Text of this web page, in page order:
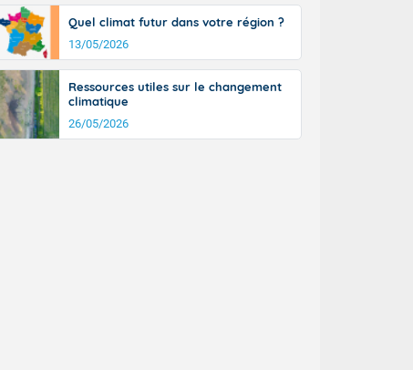
Quel climat futur dans votre région ?
13/05/2026
Ressources utiles sur le changement
climatique
26/05/2026